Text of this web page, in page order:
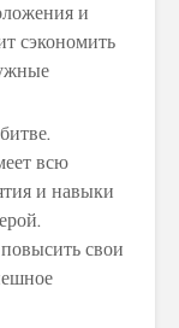
и
сэкономить
всю
и навыки
свои